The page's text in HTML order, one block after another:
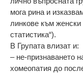
мога рина и
линкове към женски
статистика“).
В Групата влизат и:
– не-признаването
хомеопатия до